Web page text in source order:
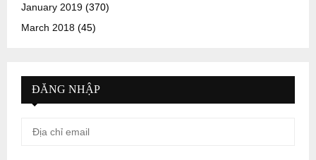
January 2019 (370)
March 2018 (45)
ĐĂNG NHẬP